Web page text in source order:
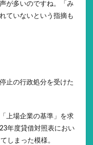
が多いのですね。「み
ていないという指摘も
止の行政処分を受けた
上場企業の基準」を求
年度貸借対照表におい
しまった模様。